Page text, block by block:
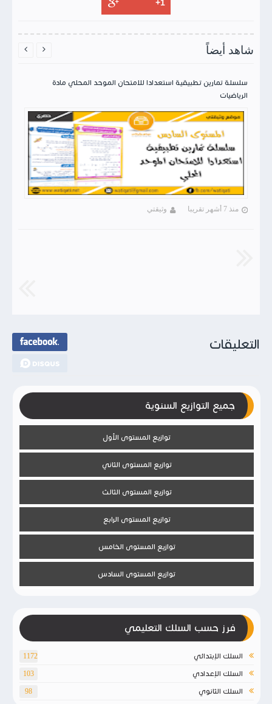
شاهد أيضاً
سلسلة تمارين تطبيقية استعدادا للامتحان الموحد المحلي مادة
الرياضيات
منذ 7 أشهر تقريبا وثيقتي
 
التعليقات
جميع التوازيع السنوية
توازيع المستوى الأول
توازيع المستوى الثاني
توازيع المستوى الثالث
توازيع المستوى الرابع
توازيع المستوى الخامس
توازيع المستوى السادس
فرز حسب السلك التعليمي
السلك الإبتدائي 1172
السلك الإعدادي 103
السلك الثانوي 98